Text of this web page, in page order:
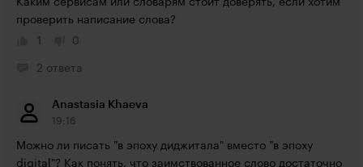
Каким сервисам или словарям стоит доверять, если хотим
проверить написание слова?
1
0
2 ответа
Anastasia Khaeva
19:16
Можно ли писать "в эпоху диджитала" вместо "в эпоху
digital"? Как понять, что заимствованное слово достаточно